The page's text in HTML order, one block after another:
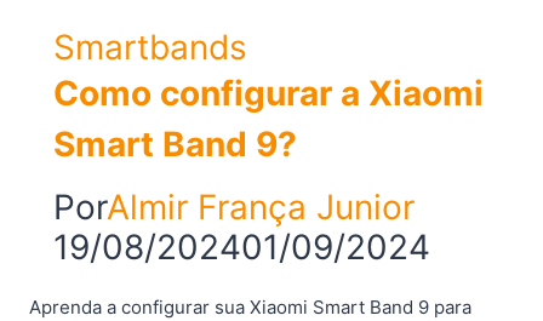
Smartbands
Como configurar a Xiaomi
Smart Band 9?
PorAlmir França Junior
19/08/202401/09/2024
Aprenda a configurar sua Xiaomi Smart Band 9 para